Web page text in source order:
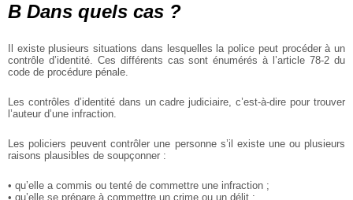
B Dans quels cas ?
Il existe plusieurs situations dans lesquelles la police peut procéder à un
contrôle d’identité. Ces différents cas sont énumérés à l’article 78-2 du
code de procédure pénale.
Les contrôles d’identité dans un cadre judiciaire, c’est-à-dire pour trouver
l’auteur d’une infraction.
Les policiers peuvent contrôler une personne s’il existe une ou plusieurs
raisons plausibles de soupçonner :
• qu’elle a commis ou tenté de commettre une infraction ;
• qu’elle se prépare à commettre un crime ou un délit ;